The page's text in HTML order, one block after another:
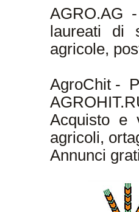
AGRO.AG
laureati di
agricole,
AgroChit -
Acquisto e
agricoli,
Annunci